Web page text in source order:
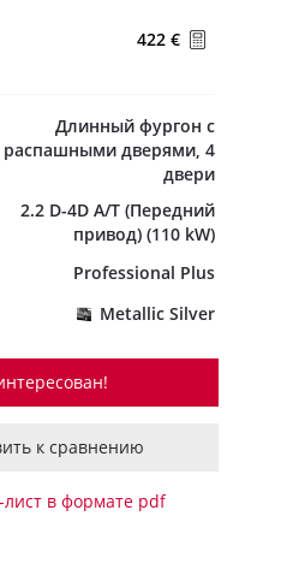
422 €
Длинный фургон с
распашными дверями, 4
двери
2.2 D-4D A/T (Передний
привод) (110 kW)
Professional Plus
Metallic Silver
к сравнению
в формате pdf